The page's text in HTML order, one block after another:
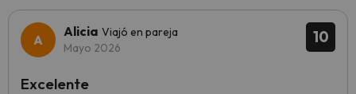
10
Alicia Viajó en pareja
Mayo 2026
Excelente